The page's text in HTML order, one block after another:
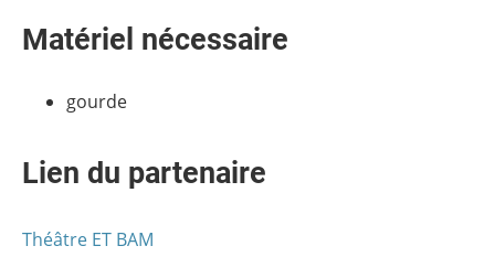
Matériel nécessaire
gourde
Lien du partenaire
Théâtre ET BAM